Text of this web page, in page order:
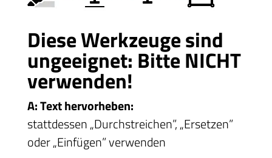
Diese Werkzeuge sind
ungeeignet: BitteNICHT
verwenden!
A: Text hervorheben:
stattdessen „Durchstreichen”, „Ersetzen”
oder „Einfügen” verwenden